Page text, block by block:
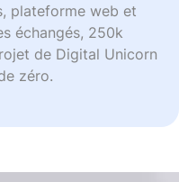
plateforme web et
échangés, 250k
de Digital Unicorn
zéro.